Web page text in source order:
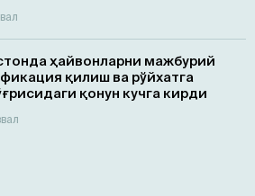
ҳайвонларни мажбурий
қилиш ва рўйхатга
қонун кучга кирди